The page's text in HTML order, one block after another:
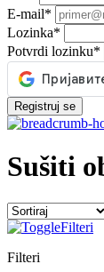
E-mail*
Lozinka*
Potvrdi lozinku*
Registruj se
Sušiti
Filteri
Filteri